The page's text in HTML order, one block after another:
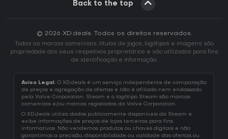
Back to the top
© 2026 XD.deals. Todos os direitos reservados.
Todas as marcas comerciais, títulos de jogos, logótipos e imagens são
propriedade dos seus respetivos proprietários e são utilizados para fins
de identificação e informação.
Aviso Legal: O XD.deals é um serviço independente de comparação
de preços e agregação de ofertas e não é afiliado nem endossado
pela Valve Corporation. Steam e o logótipo Steam são marcas
comerciais e/ou marcas registadas da Valve Corporation.
O XD.deals utiliza dados publicamente disponíveis da Steam e
exibe informações de preços de lojas terceiras para fins
informativos. Não vendemos produtos ou chaves digitais e não
garantimos a precisão, disponibilidade ou validade das ofertas ou